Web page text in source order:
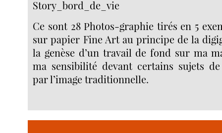
Story_bord_de_vie
Ce sont 28 Photos-graphie tirés en 5
sur papier Fine Art au principe de la
la genèse d’un travail de fond sur ma
ma sensibilité devant certains sujets
par l’image traditionnelle.